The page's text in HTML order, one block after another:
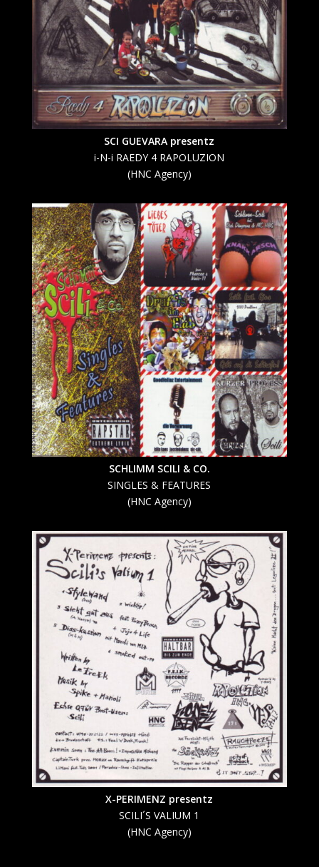
SCI GUEVARA presentz
i-N-i RAEDY 4 RAPOLUZION
(HNC Agency)
SCHLIMM SCILI & CO.
SINGLES & FEATURES
(HNC Agency)
X-PERIMENZ presentz
SCILI´SVALIUM 1
(HNC Agency)